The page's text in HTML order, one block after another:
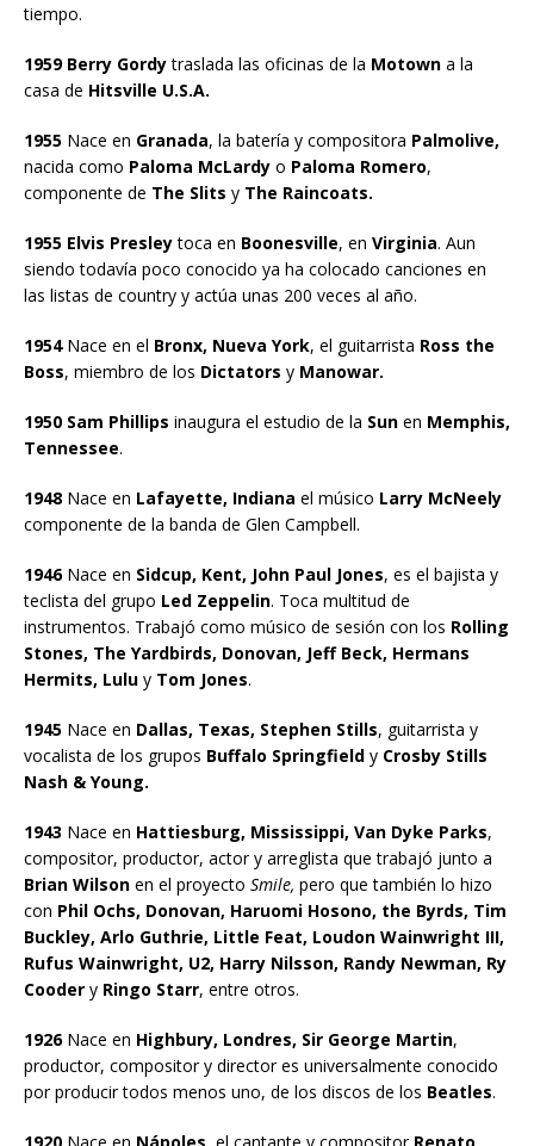
tiempo.
1959 Berry Gordytraslada las oficinas de la Motown a la
casa de Hitsville U.S.A.
1955 Nace en Granada, la batería y compositora Palmolive,
nacida como Paloma McLardy o Paloma Romero,
componente de The Slits y The Raincoats.
1955 Elvis Presleytoca en Boonesville, en Virginia. Aun
siendo todavía poco conocido ya ha colocado canciones en
las listas de country y actúa unas 200 veces al año.
1954Nace en el Bronx, Nueva York, el guitarrista Ross the
Boss, miembro de los Dictators y Manowar.
1950 Sam Phillips inaugura el estudio de la Sun en Memphis,
Tennessee.
1948 Nace en Lafayette, Indiana el músico Larry McNeely
componente de la banda de Glen Campbell.
1946Nace en Sidcup, Kent, John Paul Jones, es el bajista y
teclista del grupo Led Zeppelin. Toca multitud de
instrumentos. Trabajó como músico de sesión con los Rolling
Stones, The Yardbirds, Donovan, Jeff Beck, Hermans
Hermits, Lulu y Tom Jones.
1945 Nace en Dallas, Texas, Stephen Stills, guitarrista y
vocalista de los grupos Buffalo Springfield y Crosby Stills
Nash & Young.
1943 Nace en Hattiesburg, Mississippi, Van Dyke Parks,
compositor, productor, actor y arreglista que trabajó junto a
Brian Wilson en el proyecto Smile, pero que también lo hizo
con Phil Ochs, Donovan, Haruomi Hosono, the Byrds, Tim
Buckley, Arlo Guthrie, Little Feat, Loudon Wainwright III,
Rufus Wainwright, U2, Harry Nilsson, Randy Newman, Ry
Cooder y Ringo Starr, entre otros.
1926Nace en Highbury, Londres, Sir George Martin,
productor, compositor y director es universalmente conocido
por producir todos menos uno, de los discos de los Beatles.